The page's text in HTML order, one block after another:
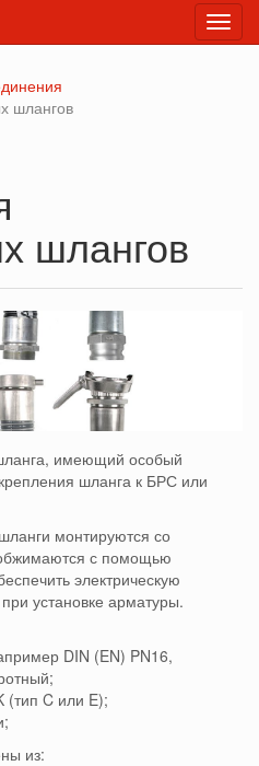
шлангов
шлангов
имеющий особый
шланга к БРС или
монтируются со
с помощью
электрическую
установке арматуры.
DIN (EN) PN16,
(тип C или E);
из: